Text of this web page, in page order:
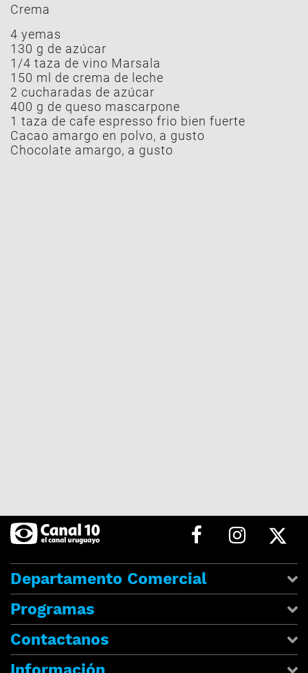
Crema
4 yemas
130 g de azúcar
1/4 taza de vino Marsala
150 ml de crema de leche
2 cucharadas de azúcar
400 g de queso mascarpone
1 taza de cafe espresso frio bien fuerte
Cacao amargo en polvo, a gusto
Chocolate amargo, a gusto
Departamento Comercial
Programas
Contactanos